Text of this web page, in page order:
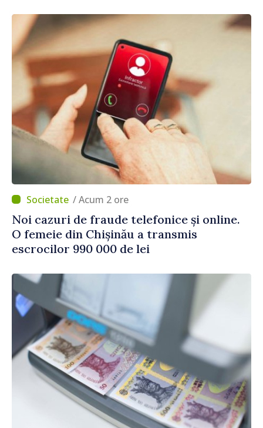
/ Acum 2 ore
Noi cazuri de fraude telefonice și online.
O femeie din Chișinău a transmis
escrocilor 990 000 de lei